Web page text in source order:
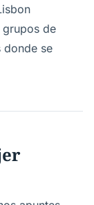
grupos de
donde se